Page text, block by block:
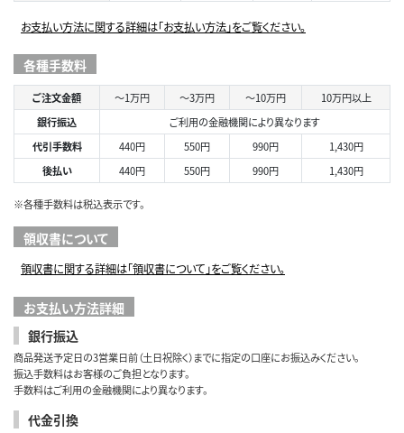
お支払い方法に関する詳細は「お支払い方法」をご覧ください。
各種手数料
ご注文金額 ～1万円 ～3万円 ～10万円
10万円以上
銀行振込
ご利用の金融機関により異なります
代引手数料
440円 550円 990円
1,430円
後払い
440円 550円 990円 1,430円
※各種手数料は税込表示です。
領収書について
領収書に関する詳細は「領収書について」をご覧ください。
お支払い方法詳細
銀行振込
商品発送予定日の3営業日前（土日祝除く）までに指定の口座にお振込みください。
振込手数料はお客様のご負担となります。
手数料はご利用の金融機関により異なります。
代金引換